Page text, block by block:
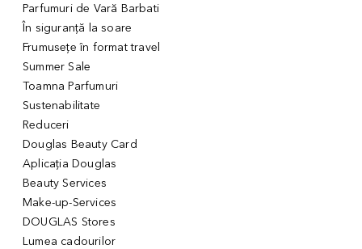
Parfumuri de Vară Barbati
În siguranță la soare
Frumusețe în format travel
Summer Sale
Toamna Parfumuri
Sustenabilitate
Reduceri
Douglas Beauty Card
Aplicația Douglas
Beauty Services
Make-up-Services
DOUGLAS Stores
Lumea cadourilor